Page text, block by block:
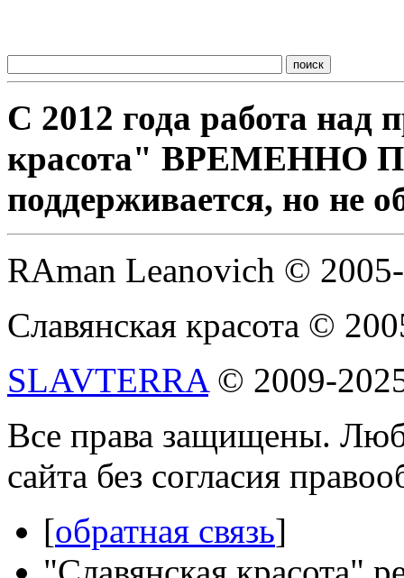
С 2012 года работа над
красота" ВРЕМЕННО
поддерживается, но не
RAman Leanovich ©
Славянская красота ©
SLAVTERRA© 2009-
Все права защищены.
сайта без согласия
[обратная связь]